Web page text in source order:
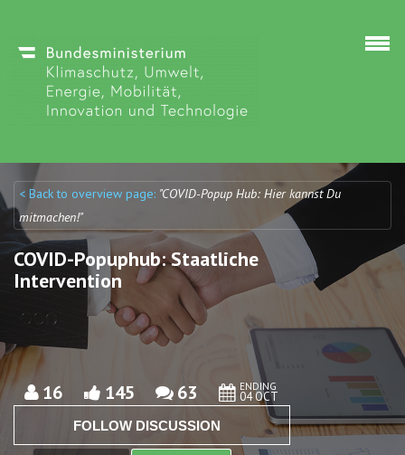
Discuto
Discuto< Back to overview page: "COVID-Popup Hub: Hier kannst Du
mitmachen!"
COVID-Popuphub: Staatliche
Intervention
16 145 63 ENDING
04 OCT
FOLLOW DISCUSSION